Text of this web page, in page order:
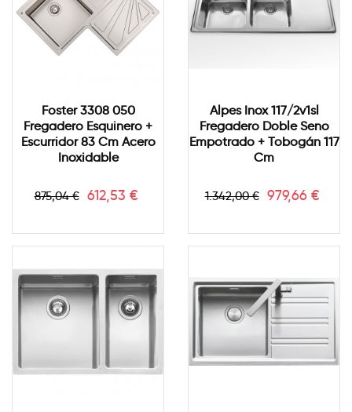
Foster 3308 050
Fregadero Esquinero +
Escurridor 83 Cm Acero
Inoxidable
Precio
875,04 € Precio
612,53 €
Alpes Inox 117/2v1sl
Fregadero Doble Seno
Empotrado + Tobogán 117
Cm
Precio
1.342,00 € Precio
979,66 €